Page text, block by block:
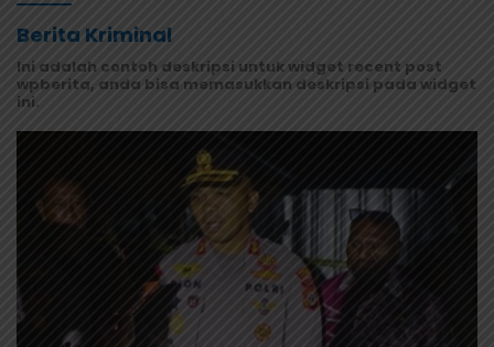
Berita Kriminal
Ini adalah contoh deskripsi untuk widget recent post
wpberita, anda bisa memasukkan deskripsi pada widget
ini.